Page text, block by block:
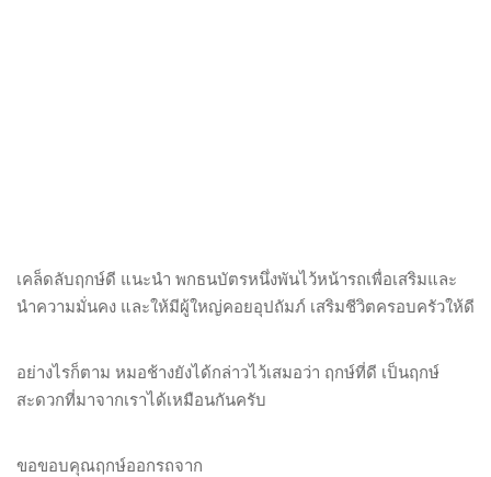
เคล็ดลับฤกษ์ดี แนะนำ พกธนบัตรหนึ่งพันไว้หน้ารถเพื่อเสริมและ
นำความมั่นคง และให้มีผู้ใหญ่คอยอุปถัมภ์ เสริมชีวิตครอบครัวให้ดี
อย่างไรก็ตาม หมอช้างยังได้กล่าวไว้เสมอว่า ฤกษ์ที่ดี เป็นฤกษ์
สะดวกที่มาจากเราได้เหมือนกันครับ
ขอขอบคุณฤกษ์ออกรถจาก